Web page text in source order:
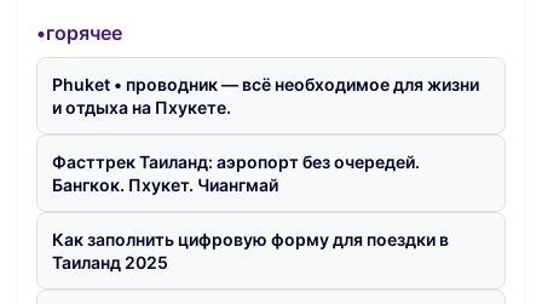
•горячее
Phuket • проводник — всё необходимое для жизни
и отдыха на Пхукете.
Фасттрек Таиланд: аэропорт без очередей.
Бангкок. Пхукет. Чиангмай
Как заполнить цифровую форму для поездки в
Таиланд 2025